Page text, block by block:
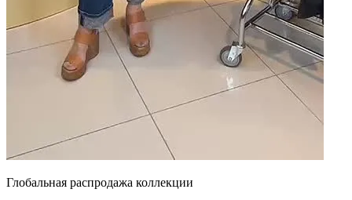
Глобальная распродажа коллекции